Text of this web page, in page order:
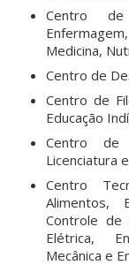
Centro
Medicina,
Centro de
Centro de
Educação
Centro de
Licenciatura
Centro
Alimentos,
Controle de
Elétrica,
Mecânica e